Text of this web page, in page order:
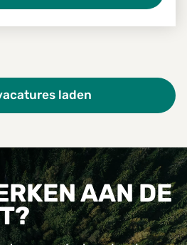
laden
AAN DE